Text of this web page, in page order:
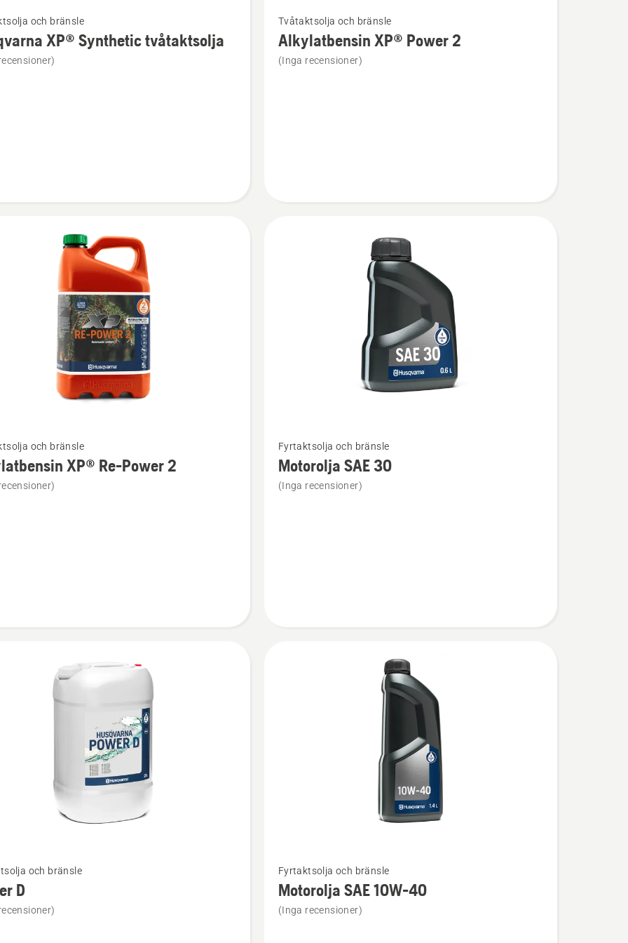
och bränsle
XP® Synthetic tvåtaktsolja
mer
information
om
Tvåtaktsolja och bränsle
Alkylatbensin XP® Power 2
(Inga recensioner)
och bränsle
XP® Re-Power 2
mer
information
om
Fyrtaktsolja och bränsle
Motorolja SAE 30
(Inga recensioner)
och bränsle
D
mer
information
om
Fyrtaktsolja och bränsle
Motorolja SAE 10W-40
(Inga recensioner)